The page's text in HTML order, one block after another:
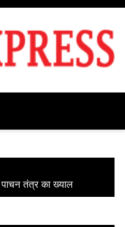
तंत्र का ख्याल